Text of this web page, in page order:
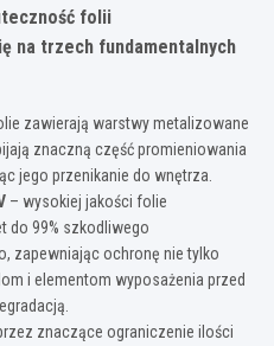
folii
na trzech fundamentalnych
zawierają warstwy metalizowane
znaczną część promieniowania
jego przenikanie do wnętrza.
– wysokiej jakości folie
do 99% szkodliwego
zapewniając ochronę nie tylko
i elementom wyposażenia przed
znaczące ograniczenie ilości